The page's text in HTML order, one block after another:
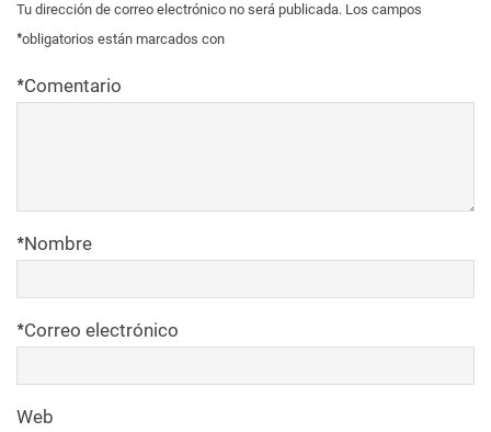
Tu dirección de correo electrónico no será publicada. Los campos
obligatorios están marcados con
*
Comentario
*
Nombre
*
Correo electrónico
*
Web